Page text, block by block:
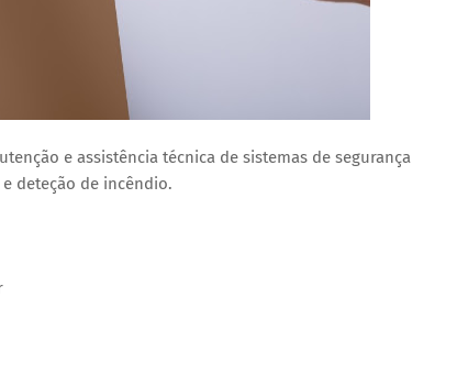
e assistência técnica de sistemas de segurança
deteção de incêndio.